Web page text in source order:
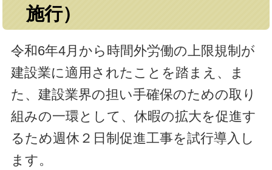
施行）
令和6年4月から時間外労働の上限規制が
建設業に適用されたことを踏まえ、ま
た、建設業界の担い手確保のための取り
組みの一環として、休暇の拡大を促進す
るため週休２日制促進工事を試行導入し
ます。